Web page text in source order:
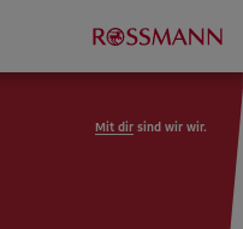
Mit dir sind wir wir.